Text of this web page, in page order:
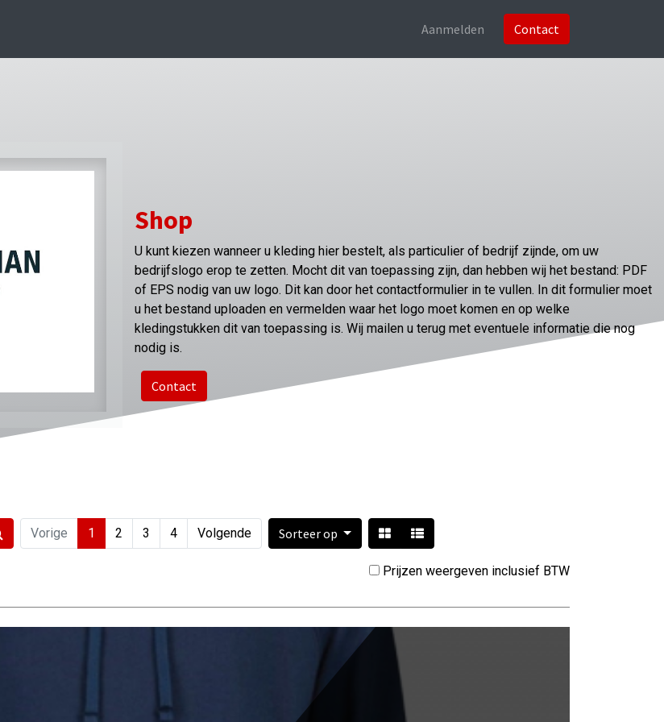
Aanmelden Contact
Shop
U kunt kiezen wanneer u kleding hier bestelt, als particulier of bedrijf zijnde, om uw
bedrijfslogo erop te zetten. Mocht dit van toepassing zijn, dan hebben wij het bestand: PDF
of EPS nodig van uw logo. Dit kan door het contactformulier in te vullen. In dit formulier moet
u het bestand uploaden en vermelden waar het logo moet komen en op welke
kledingstukken dit van toepassing is. Wij mailen u terug met eventuele informatie die nog
nodig is.
Contact
Vorige 1 2 3 4 Volgende Sorteer op
Prijzen weergeven inclusief BTW